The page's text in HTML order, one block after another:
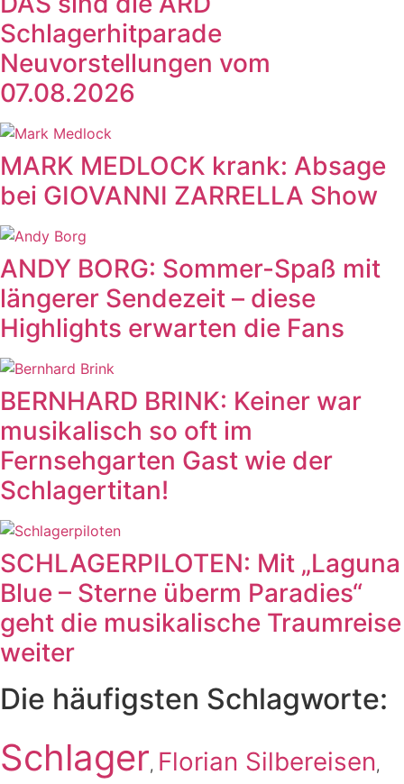
Schlagerhitparade
Neuvorstellungen vom
07.08.2026
MARK MEDLOCK krank: Absage
bei GIOVANNI ZARRELLA Show
ANDY BORG: Sommer-Spaß mit
längerer Sendezeit – diese
Highlights erwarten die Fans
BERNHARD BRINK: Keiner war
musikalisch so oft im
Fernsehgarten Gast wie der
Schlagertitan!
SCHLAGERPILOTEN: Mit „Laguna
Blue – Sterne überm Paradies“
geht die musikalische Traumreise
weiter
Die häufigsten Schlagworte:
Schlager, Florian Silbereisen,